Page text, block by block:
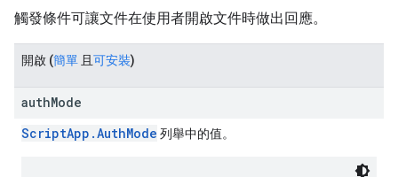
觸發條件可讓文件在使用者開啟文件時做出回應。
開啟 (簡單 且 可安裝)
authMode
ScriptApp.AuthMode 列舉中的值。